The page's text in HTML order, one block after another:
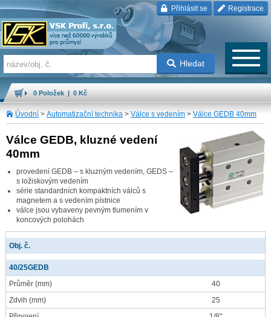
Přihlásit se Registrace
Hledat
0 Položek | 0 Kč
Úvodní > Automatizační technika > Válce s vedením > Válce GEDB 40mm
Válce GEDB, kluzné vedení
40mm
provedení GEDB – s kluzným vedením, GEDS –
s ložiskovým vedením
série standardních kompaktních válců s
magnetem a s vedením pístnice
válce jsou vybaveny pevným tlumením v
koncových polohách
Obj. č.
40/25GEDB
Průměr (mm)
40
Zdvih (mm)
25